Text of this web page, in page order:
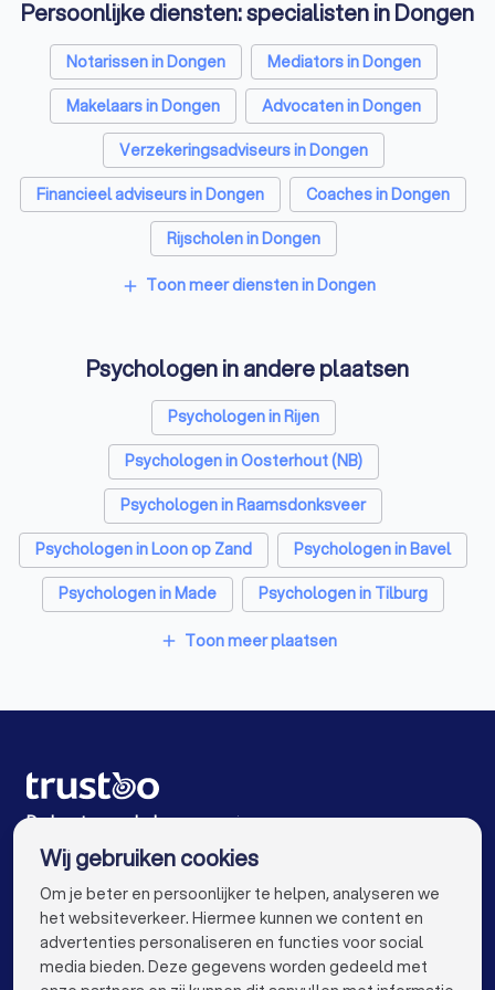
Persoonlijke diensten: specialisten in Dongen
Notarissen in Dongen
Mediators in Dongen
Makelaars in Dongen
Advocaten in Dongen
Verzekeringsadviseurs in Dongen
Financieel adviseurs in Dongen
Coaches in Dongen
Rijscholen in Dongen
Relatietherapeuten in Dongen
Hypotheekadviseurs in Dongen
Personal trainers in Dongen
Diëtisten in Dongen
add Toon meer diensten in Dongen
Psychologen in andere plaatsen
Psychologen in Rijen
Psychologen in Oosterhout (NB)
Psychologen in Raamsdonksveer
Psychologen in Loon op Zand
Psychologen in Bavel
Psychologen in Made
Psychologen in Tilburg
Psychologen in Waalwijk
Psychologen in Breda
Psychologen in Den Haag
Psychologen in Utrecht
Psychologen in Eindhoven
Psychologen in Groningen
Psychologen in Almere
Psychologen in Nijmegen
add Toon meer plaatsen
De beste psychologen voor jou
Wij gebruiken cookies
Om je beter en persoonlijker te helpen, analyseren we
het websiteverkeer. Hiermee kunnen we content en
advertenties personaliseren en functies voor social
media bieden. Deze gegevens worden gedeeld met